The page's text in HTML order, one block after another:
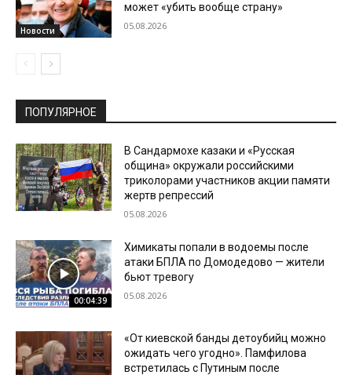
Новости
может «убить вообще страну»
05.08.2026
ПОПУЛЯРНОЕ
В Сандармохе казаки и «Русская
община» окружали российскими
триколорами участников акции памяти
жертв репрессий
05.08.2026
00:04:39
Химикаты попали в водоемы после
атаки БПЛА по Домодедово — жители
бьют тревогу
05.08.2026
«От киевской банды детоубийц можно
ожидать чего угодно». Памфилова
встретилась с Путиным после